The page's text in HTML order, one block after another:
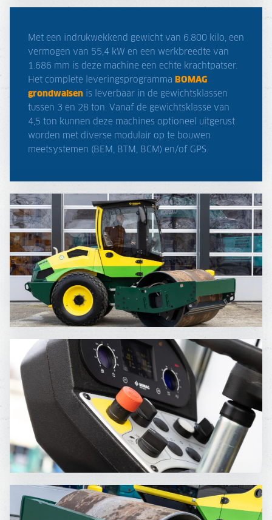
Met een indrukwekkend gewicht van 6.800 kilo, een
vermogen van 55,4 kW en een werkbreedte van
1.686 mm is deze machine een echte krachtpatser.
Het complete leveringsprogramma BOMAG
grondwalsen is leverbaar in de gewichtsklassen
tussen 3 en 28 ton. Vanaf de gewichtsklasse van
4,5 ton kunnen deze machines optioneel uitgerust
worden met diverse modulair op te bouwen
meetsystemen (BEM, BTM, BCM) en/of GPS.